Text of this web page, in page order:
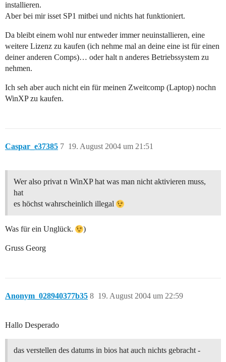
installieren.
Aber bei mir isset SP1 mitbei und nichts hat funktioniert.
Da bleibt einem wohl nur entweder immer neuinstallieren, eine
weitere Lizenz zu kaufen (ich nehme mal an deine eine ist für einen
deiner anderen Comps)… oder halt n anderes Betriebssystem zu
nehmen.
Ich seh aber auch nicht ein für meinen Zweitcomp (Laptop) nochn
WinXP zu kaufen.
Caspar_e37385 19. August 2004 um 21:51
7
Wer also privat n WinXP hat was man nicht aktivieren muss,
hat
es höchst wahrscheinlich illegal
Was für ein Unglück. )
Gruss Georg
Anonym_028940377b35 19. August 2004 um 22:59
8
Hallo Desperado
das verstellen des datums in bios hat auch nichts gebracht -